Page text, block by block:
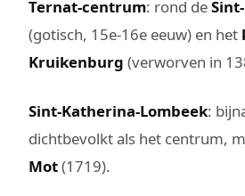
Ternat-centrum: rond de
(gotisch, 15e-16e eeuw) en het
Kruikenburg (verworven in
Sint-Katherina-Lombeek:
dichtbevolkt als het centrum,
Mot(1719).